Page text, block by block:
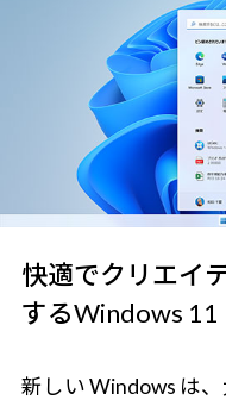
快適でクリエイ
するWindows 11
新しい Windows は